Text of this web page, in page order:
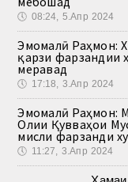
🕔 08:24, 5.Апр 2024
Эмомалӣ Раҳмон:
қарзи фарзандии
меравад
🕔 17:18, 3.Апр 2024
Эмомалӣ Раҳмон:
Олии Қувваҳои
мисли фарзанди
🕔 11:27, 3.Апр 2024